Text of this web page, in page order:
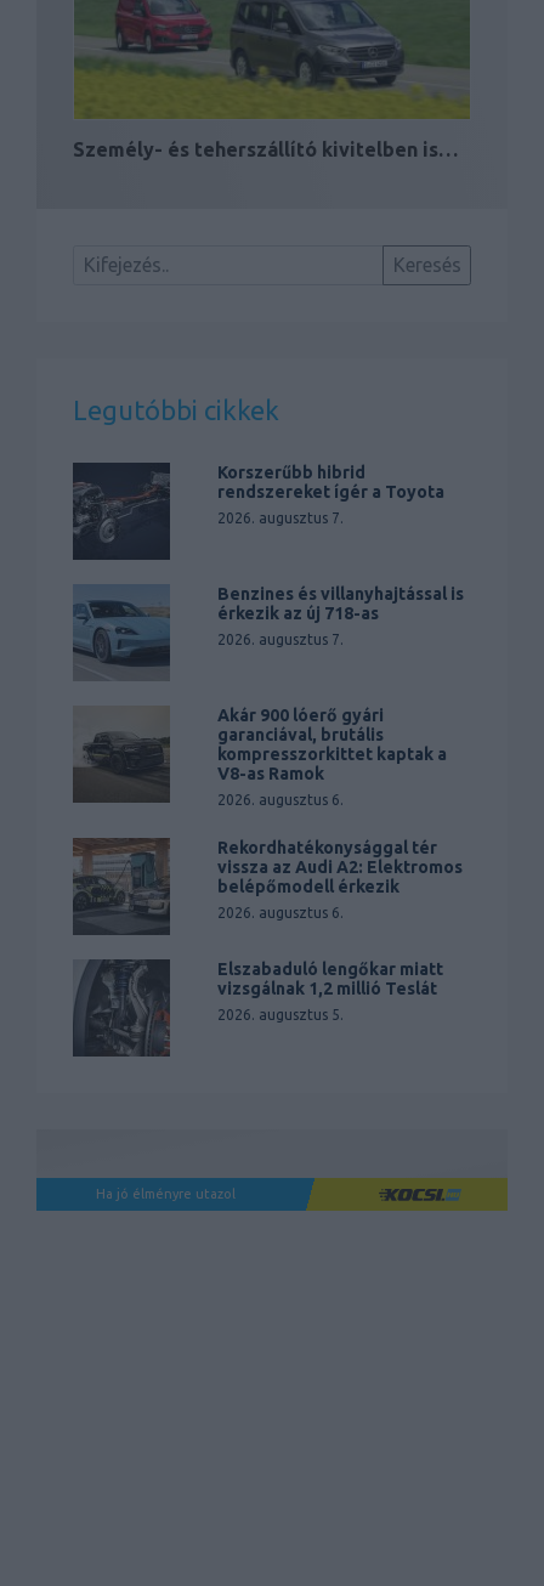
Személy- és teherszállító kivitelben is…
Legutóbbi cikkek
Korszerűbb hibrid
rendszereket ígér a Toyota
2026. augusztus 7.
Benzines és villanyhajtással is
érkezik az új 718-as
2026. augusztus 7.
Akár 900 lóerő gyári
garanciával, brutális
kompresszorkittet kaptak a
V8-as Ramok
2026. augusztus 6.
Rekordhatékonysággal tér
vissza az Audi A2: Elektromos
belépőmodell érkezik
2026. augusztus 6.
Elszabaduló lengőkar miatt
vizsgálnak 1,2 millió Teslát
2026. augusztus 5.
Ha jó élményre utazol